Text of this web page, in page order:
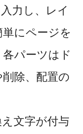
力し、レイ
にページを
パーツはド
除、配置の
文字が付与